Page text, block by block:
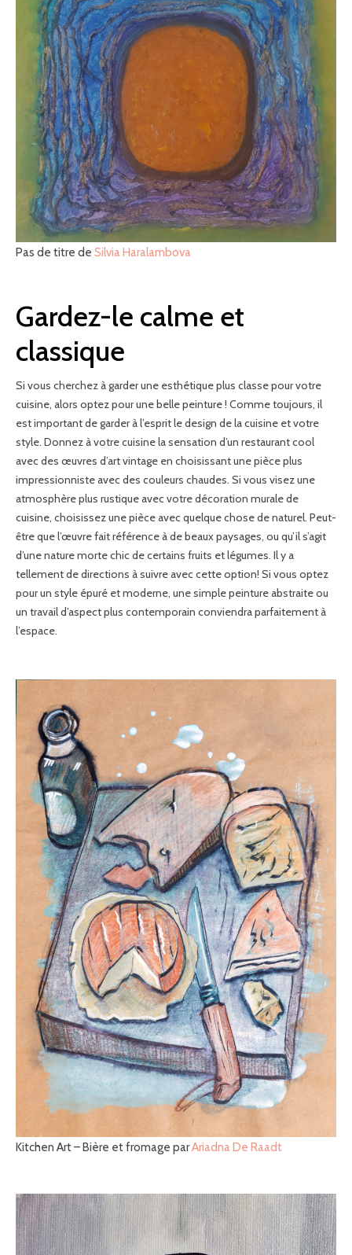
Pas de titre de Silvia Haralambova
Gardez-le calme et
classique
Si vous cherchez à garder une esthétique plus classe pour votre
cuisine, alors optez pour une belle peinture ! Comme toujours, il
est important de garder à l’esprit le design de la cuisine et votre
style. Donnez à votre cuisine la sensation d’un restaurant cool
avec des œuvres d’art vintage en choisissant une pièce plus
impressionniste avec des couleurs chaudes. Si vous visez une
atmosphère plus rustique avec votre décoration murale de
cuisine, choisissez une pièce avec quelque chose de naturel. Peut-
être que l’œuvre fait référence à de beaux paysages, ou qu’il s’agit
d’une nature morte chic de certains fruits et légumes. Il y a
tellement de directions à suivre avec cette option! Si vous optez
pour un style épuré et moderne, une simple peinture abstraite ou
un travail d’aspect plus contemporain conviendra parfaitement à
l’espace.
Kitchen Art – Bière et fromage parAriadna De Raadt